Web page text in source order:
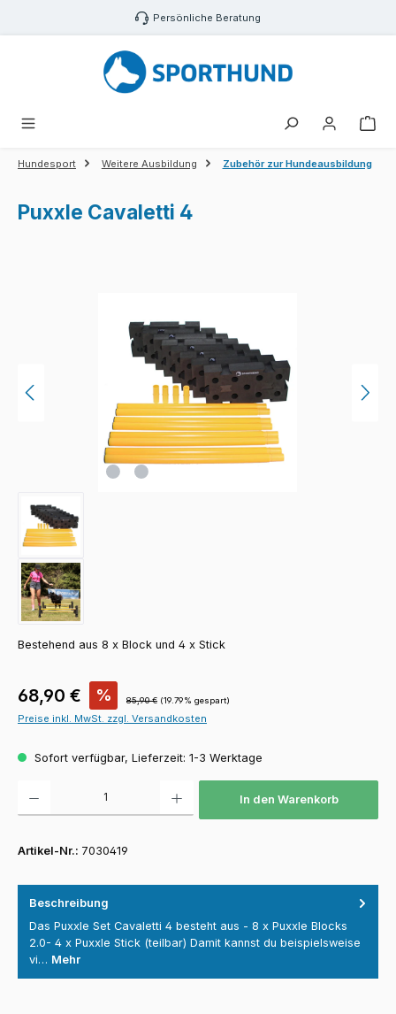
Zum Hauptinhalt springen Persönliche Beratung
Hundesport Weitere Ausbildung Zubehör zur Hundeausbildung
Puxxle Cavaletti 4
Bestehend aus 8 x Block und 4 x Stick
Verkaufspreis:
68,90 € % Regulärer Preis:
85,90 € (19.79% gespart)
Preise inkl. MwSt. zzgl. Versandkosten
Sofort verfügbar, Lieferzeit: 1-3 Werktage
In den Warenkorb
Artikel-Nr.: 7030419
Beschreibung
Das Puxxle Set Cavaletti 4 besteht aus - 8 x Puxxle Blocks
2.0- 4 x Puxxle Stick (teilbar) Damit kannst du beispielsweise
vi… Mehr